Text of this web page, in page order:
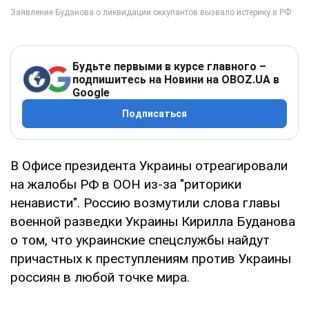
Будьте первыми в курсе главного –
подпишитесь на Новини на OBOZ.UA в
Google
Подписаться
В Офисе президента Украины отреагировали
на жалобы РФ в ООН из-за "риторики
ненависти". Россию возмутили слова главы
военной разведки Украины Кирилла Буданова
о том, что украинские спецслужбы найдут
причастных к преступлениям против Украины
россиян в любой точке мира.